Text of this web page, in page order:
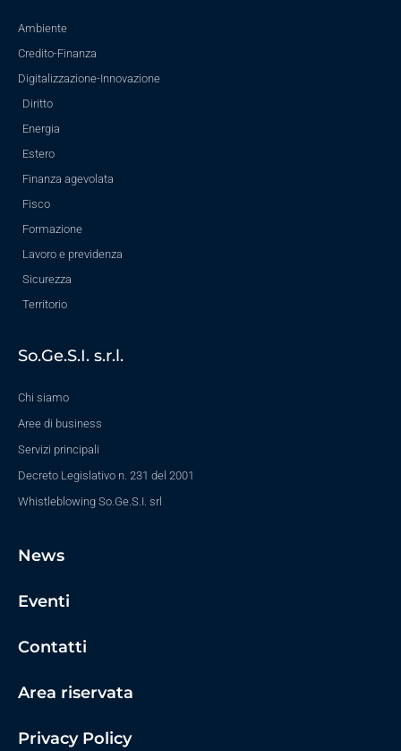
Ambiente
Credito-Finanza
Digitalizzazione-Innovazione
Diritto
Energia
Estero
Finanza agevolata
Fisco
Formazione
Lavoro e previdenza
Sicurezza
Territorio
So.Ge.S.I. s.r.l.
Chi siamo
Aree di business
Servizi principali
Decreto Legislativo n. 231 del 2001
Whistleblowing So.Ge.S.I. srl
News
Eventi
Contatti
Area riservata
Privacy Policy